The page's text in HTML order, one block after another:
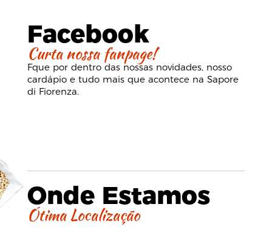
Facebook
Curta nossa fanpage!
Fque por dentro das nossas novidades, nosso
cardápio e tudo mais que acontece na Sapore
di Fiorenza.
Onde Estamos
Ótima Localização